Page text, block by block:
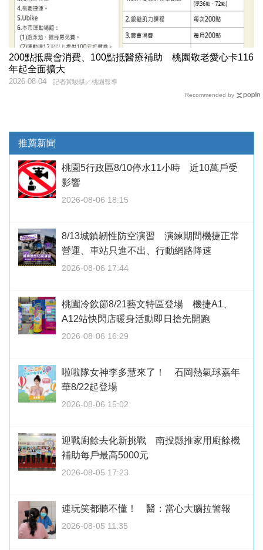
200點抵農會消費、100點抵醫療補助 桃園敬老愛心卡116
年起全面擴大
記者黃駿騏／桃園報導
2026-08-04
Recommended by
推薦新聞
桃園5行政區8/10停水11小時 近10萬戶受
影響
2026-08-06 18:15
8/13城鎮韌性防空演習 演練期間機捷正常
營運、車站只進不出、行動網路降速
2026-08-06 17:44
桃園冷飲節8/21藝文特區登場 機捷A1、
A12站快閃店暖身活動即日搶先開跑
2026-08-06 16:29
啦啦隊女神李多慧來了！ 石岡熱氣球嘉年
華8/22起登場
2026-08-06 15:02
迎戰廚餘去化新挑戰 南投縣推家用廚餘機
補助每戶最高5000元
2026-08-05 17:23
連玩笑都聽不懂！ 醫：當心大腦拉警報
2026-08-05 11:35